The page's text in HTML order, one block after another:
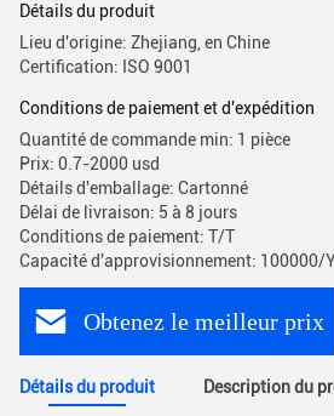
Détails du produit
Lieu d'origine: Zhejiang, en Chine
Certification: ISO 9001
Conditions de paiement et d'expédition
Quantité de commande min: 1 pièce
Prix: 0.7-2000 usd
Détails d'emballage: Cartonné
Délai de livraison: 5 à 8 jours
Conditions de paiement: T/T
Capacité d'approvisionnement: 100000/
Obtenez le meilleur prix
Détails du produit Description du